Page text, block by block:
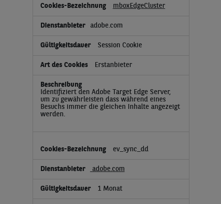
mboxEdgeCluster
adobe.com
Session Cookie
Erstanbieter
Identifiziert den Adobe Target Edge Server,
um zu gewährleisten dass während eines
Besuchs immer die gleichen Inhalte angezeigt
werden.
ev_sync_dd
adobe.com
1 Monat